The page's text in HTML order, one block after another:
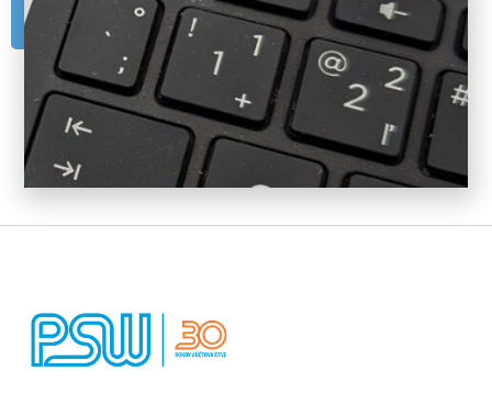
Ďalšie informácie o EIS Amulet